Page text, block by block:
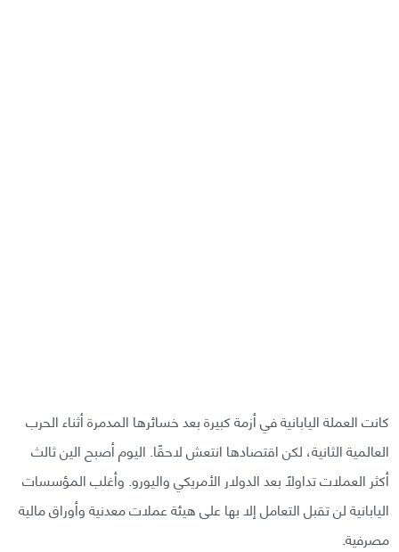
كانت العملة اليابانية في أزمة كبيرة بعد خسائرها المدمرة أثناء الحرب
العالمية الثانية، لكن اقتصادها انتعش لاحقًا. اليوم أصبح الين ثالث
أكثر العملات تداولًا بعد الدولار الأمريكي واليورو. وأغلب المؤسسات
اليابانية لن تقبل التعامل إلا بها على هيئة عملات معدنية وأوراق مالية
مصرفية.